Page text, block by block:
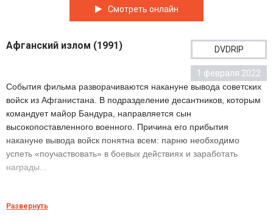
Смотреть онлайн
Афганский излом (1991) DVDRIP
1 февраля 2022
События фильма разворачиваются накануне вывода советских
войск из Афганистана. В подразделение десантников, которым
командует майор Бандура, направляется сын
высокопоставленного военного. Причина его прибытия
накануне вывода войск понятна всем: парню необходимо
успеть «поучаствовать» в боевых действиях и заработать
награды...
Афганский излом (1991) в хорошем качестве HD
Развернуть